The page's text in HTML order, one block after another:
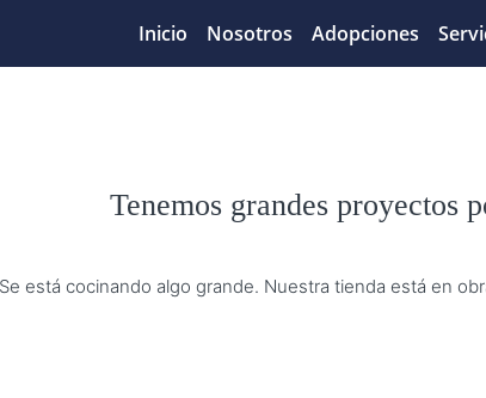
Inicio Nosotros Adopciones
Tenemos grandes proyectos
Se está cocinando algo grande. Nuestra tienda está en